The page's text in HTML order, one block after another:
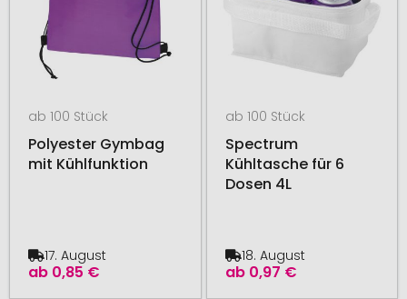
ab 100 Stück
Polyester Gymbag
mit Kühlfunktion
ab 0,85 €
17. August
ab 100 Stück
Spectrum
Kühltasche für 6
Dosen 4L
ab 0,97 €
18. August